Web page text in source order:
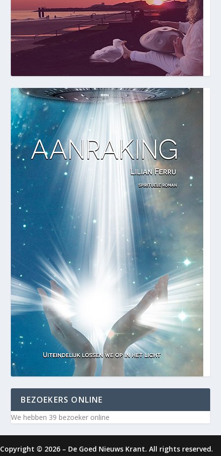
BEZOEKERS ONLINE
We hebben 39 bezoeker online
Copyright © 2026 – De Goed Nieuws Krant. All rights reserved.